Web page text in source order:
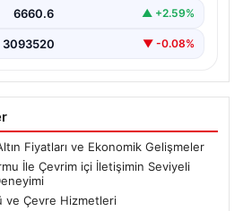
6660.6 ▲ +2.59%
3093520 ▼ -0.08%
Fiyatları ve Ekonomik Gelişmeler
İle Çevrim içi İletişimin Seviyeli
ve Çevre Hizmetleri